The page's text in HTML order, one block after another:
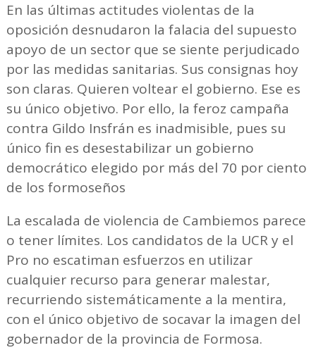
En las últimas actitudes violentas de la
oposición desnudaron la falacia del supuesto
apoyo de un sector que se siente perjudicado
por las medidas sanitarias. Sus consignas hoy
son claras. Quieren voltear el gobierno. Ese es
su único objetivo. Por ello, la feroz campaña
contra Gildo Insfrán es inadmisible, pues su
único fin es desestabilizar un gobierno
democrático elegido por más del 70 por ciento
de los formoseños
La escalada de violencia de Cambiemos parece
o tener límites. Los candidatos de la UCR y el
Pro no escatiman esfuerzos en utilizar
cualquier recurso para generar malestar,
recurriendo sistemáticamente a la mentira,
con el único objetivo de socavar la imagen del
gobernador de la provincia de Formosa.